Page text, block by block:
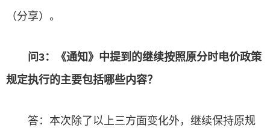
（分享）。
问3：《通知》中提到的继续按照原分时电价政策
规定执行的主要包括哪些内容？
答：本次除了以上三方面变化外，继续保持原规